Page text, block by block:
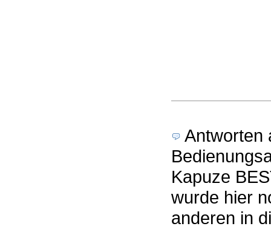
Antworten
Kapuze
wurde hier
anderen in